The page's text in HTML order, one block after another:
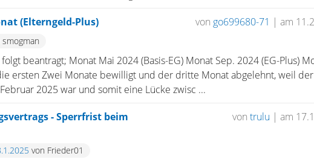
(Elterngeld-Plus) von go699680-71 | am
smogman
beantragt; Monat Mai 2024 (Basis-EG) Monat Sep. 2024 (EG-Plus)
ersten Zwei Monate bewilligt und der dritte Monat abgelehnt, weil der
2025 war und somit eine Lücke zwisc ...
- Sperrfrist beim
von trulu | am
von Frieder01